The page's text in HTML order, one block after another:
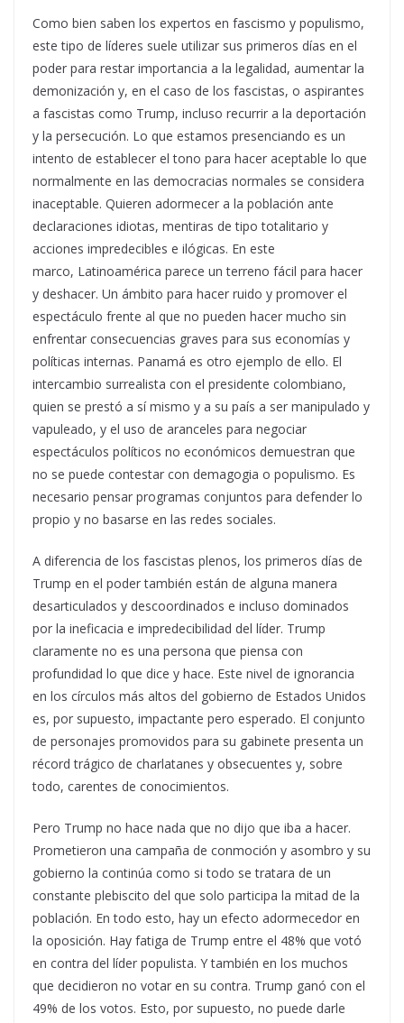
Como bien saben los expertos en fascismo y populismo,
este tipo de líderes suele utilizar sus primeros días en el
poder para restar importancia a la legalidad, aumentar la
demonización y, en el caso de los fascistas, o aspirantes
a fascistas como Trump, incluso recurrir a la deportación
y la persecución. Lo que estamos presenciando es un
intento de establecer el tono para hacer aceptable lo que
normalmente en las democracias normales se considera
inaceptable. Quieren adormecer a la población ante
declaraciones idiotas, mentiras de tipo totalitario y
acciones impredecibles e ilógicas. En este
marco, Latinoamérica parece un terreno fácil para hacer
y deshacer. Un ámbito para hacer ruido y promover el
espectáculo frente al que no pueden hacer mucho sin
enfrentar consecuencias graves para sus economías y
políticas internas. Panamá es otro ejemplo de ello. El
intercambio surrealista con el presidente colombiano,
quien se prestó a sí mismo y a su país a ser manipulado y
vapuleado, y el uso de aranceles para negociar
espectáculos políticos no económicos demuestran que
no se puede contestar con demagogia o populismo. Es
necesario pensar programas conjuntos para defender lo
propio y no basarse en las redes sociales.
A diferencia de los fascistas plenos, los primeros días de
Trump en el poder también están de alguna manera
desarticulados y descoordinados e incluso dominados
por la ineficacia e impredecibilidad del líder. Trump
claramente no es una persona que piensa con
profundidad lo que dice y hace. Este nivel de ignorancia
en los círculos más altos del gobierno de Estados Unidos
es, por supuesto, impactante pero esperado. El conjunto
de personajes promovidos para su gabinete presenta un
récord trágico de charlatanes y obsecuentes y, sobre
todo, carentes de conocimientos.
Pero Trump no hace nada que no dijo que iba a hacer.
Prometieron una campaña de conmoción y asombro y su
gobierno la continúa como si todo se tratara de un
constante plebiscito del que solo participa la mitad de la
población. En todo esto, hay un efecto adormecedor en
la oposición. Hay fatiga de Trump entre el 48% que votó
en contra del líder populista. Y también en los muchos
que decidieron no votar en su contra. Trump ganó con el
49% de los votos. Esto, por supuesto, no puede darle